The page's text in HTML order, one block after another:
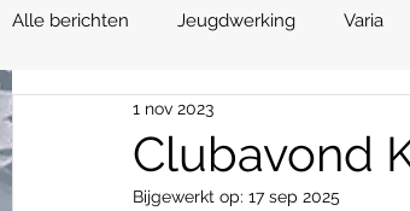
Alle berichten Jeugdwerking Varia
Clubavond
1 nov 2023
Bijgewerkt op: 17 sep 2025